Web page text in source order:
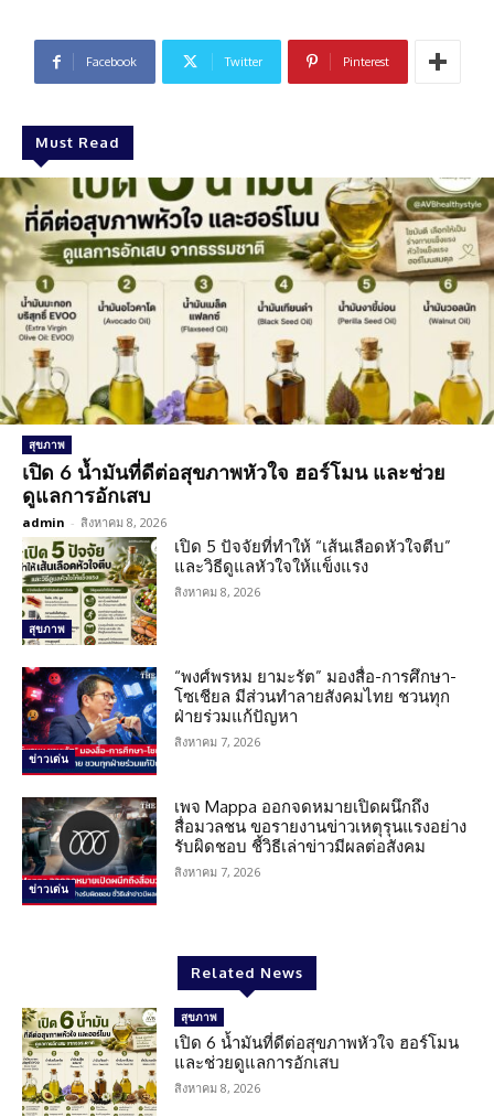
Facebook Twitter Pinterest
Must Read
สุขภาพ
เปิด 6 น้ำมันที่ดีต่อสุขภาพหัวใจ ฮอร์โมน และช่วย
ดูแลการอักเสบ
admin - สิงหาคม 8, 2026
สุขภาพ
เปิด 5 ปัจจัยที่ทำให้ “เส้นเลือดหัวใจตีบ”
และวิธีดูแลหัวใจให้แข็งแรง
สิงหาคม 8, 2026
ข่าวเด่น
“พงศ์พรหม ยามะรัต” มองสื่อ-การศึกษา-
โซเชียล มีส่วนทำลายสังคมไทย ชวนทุก
ฝ่ายร่วมแก้ปัญหา
สิงหาคม 7, 2026
ข่าวเด่น
เพจ Mappa ออกจดหมายเปิดผนึกถึง
สื่อมวลชน ขอรายงานข่าวเหตุรุนแรงอย่าง
รับผิดชอบ ชี้วิธีเล่าข่าวมีผลต่อสังคม
สิงหาคม 7, 2026
Related News
สุขภาพ
เปิด 6 น้ำมันที่ดีต่อสุขภาพหัวใจ ฮอร์โมน
และช่วยดูแลการอักเสบ
สิงหาคม 8, 2026